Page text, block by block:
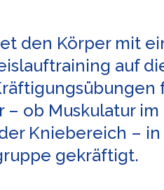
den Körper mit
auf
– ob Muskulatur im
Kniebereich – in
gekräftigt.